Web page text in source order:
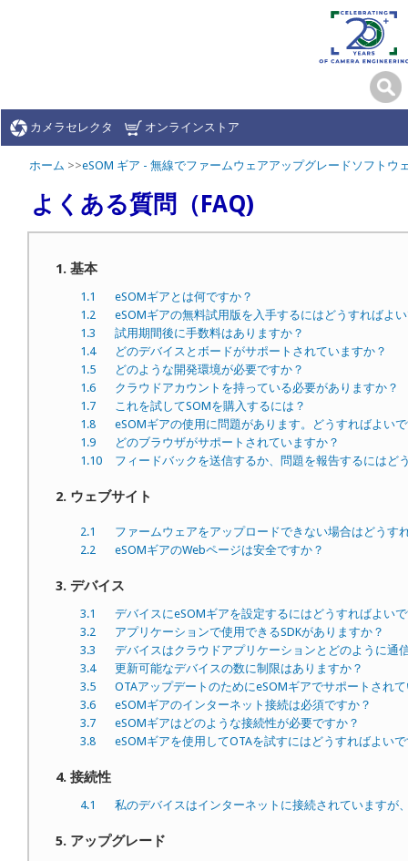
カメラセレクタ オンラインストア
ホーム >>eSOM ギア - 無線でファームウェアアップグレードソフトウ
よくある質問（FAQ)
1. 基本
1.1
eSOMギアとは何ですか？
1.2
eSOMギアの無料試用版を入手するにはどうすればよ
1.3
試用期間後に手数料はありますか？
1.4
どのデバイスとボードがサポートされていますか？
1.5
どのような開発環境が必要ですか？
1.6
クラウドアカウントを持っている必要がありますか？
1.7
これを試してSOMを購入するには？
1.8
eSOMギアの使用に問題があります。どうすればよい
1.9
どのブラウザがサポートされていますか？
1.10
フィードバックを送信するか、問題を報告するにはど
2. ウェブサイト
2.1
ファームウェアをアップロードできない場合はどうす
2.2
eSOMギアのWebページは安全ですか？
3. デバイス
3.1
デバイスにeSOMギアを設定するにはどうすればよい
3.2
アプリケーションで使用できるSDKがありますか？
3.3
デバイスはクラウドアプリケーションとどのように通
3.4
更新可能なデバイスの数に制限はありますか？
3.5
OTAアップデートのためにeSOMギアでサポートされ
3.6
eSOMギアのインターネット接続は必須ですか？
3.7
eSOMギアはどのような接続性が必要ですか？
3.8
eSOMギアを使用してOTAを試すにはどうすればよい
4. 接続性
4.1 私のデバイスはインターネットに接続されていますが
5. アップグレード